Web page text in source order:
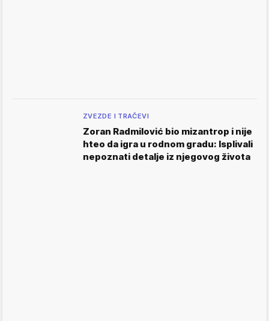
ZVEZDE I TRAČEVI
Zoran Radmilović bio mizantrop i nije
hteo da igra u rodnom gradu: Isplivali
nepoznati detalje iz njegovog života